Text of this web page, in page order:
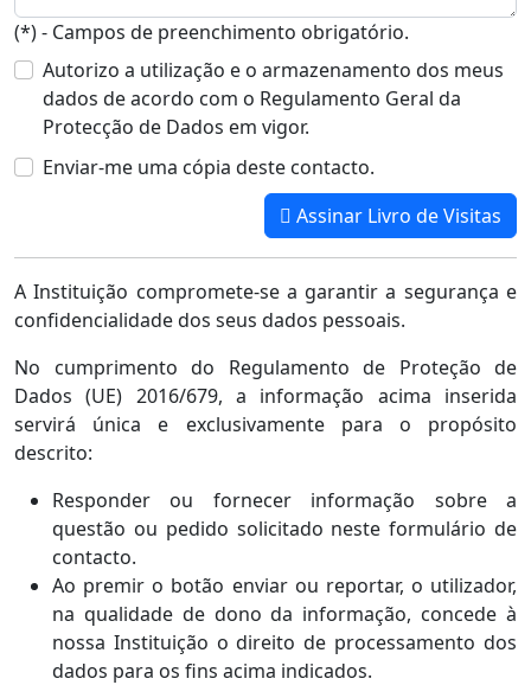
(*) - Campos de preenchimento obrigatório.
Autorizo a utilização e o armazenamento dos meus
dados de acordo com o Regulamento Geral da
Protecção de Dados em vigor.
Enviar-me uma cópia deste contacto.
Assinar Livro de Visitas
A Instituição compromete-se a garantir a segurança e
confidencialidade dos seus dados pessoais.
No cumprimento do Regulamento de Proteção de
Dados (UE) 2016/679, a informação acima inserida
servirá única e exclusivamente para o propósito
descrito:
Responder ou fornecer informação sobre a
questão ou pedido solicitado neste formulário de
contacto.
Ao premir o botão enviar ou reportar, o utilizador,
na qualidade de dono da informação, concede à
nossa Instituição o direito de processamento dos
dados para os fins acima indicados.